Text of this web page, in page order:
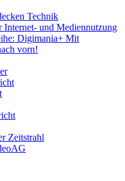
Technik
Internet- und Mediennutzung
Digimania+ Mit
vorn!
Zeitstrahl